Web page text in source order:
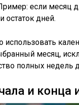
если месяц
остаток дней.
месяц,
полных недель
и конца